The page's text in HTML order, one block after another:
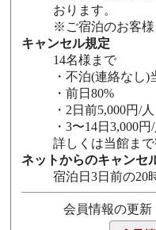
おります。
※ご宿泊のお客
キャンセル規定
14名様まで
・不泊(連絡なし)
・前日80%
・2日前5,000円/人
・3〜14日3,000円/
詳しくは当館ま
ネットからのキャンセ
宿泊日3日前の20
会員情報の更新